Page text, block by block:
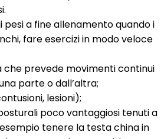
pesi a fine allenamento quando i
fare esercizi in modo veloce
che prevede movimenti continui
parte o dall’altra;
lesioni);
poco vantaggiosi tenuti a
tenere la testa china in